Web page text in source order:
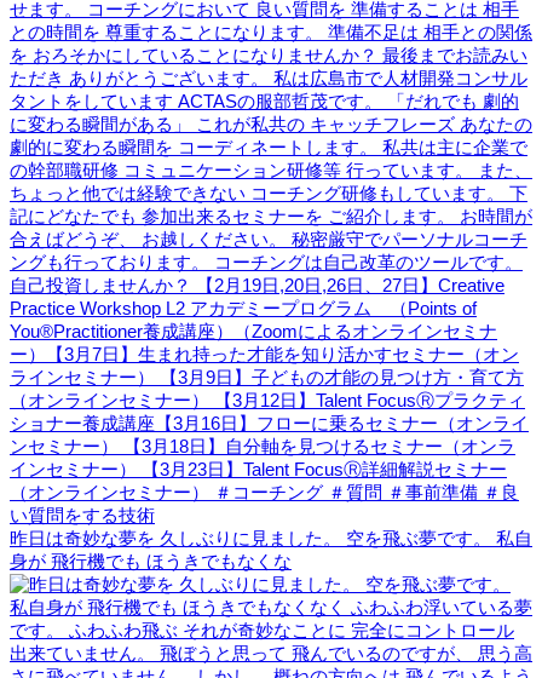
昨日は奇妙な夢を 久しぶりに見ました。 空を飛ぶ夢です。 私自
身が 飛行機でも ほうきでもなくな